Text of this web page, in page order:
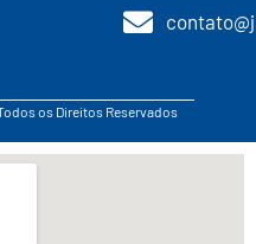
os Direitos Reservados